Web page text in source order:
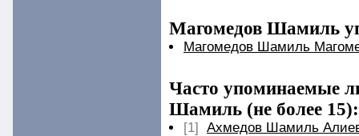
Магомедов Шамиль
Магомедов Шамиль
Часто упоминаемые
Шамиль (не более 15):
[1] Ахмедов Шамиль